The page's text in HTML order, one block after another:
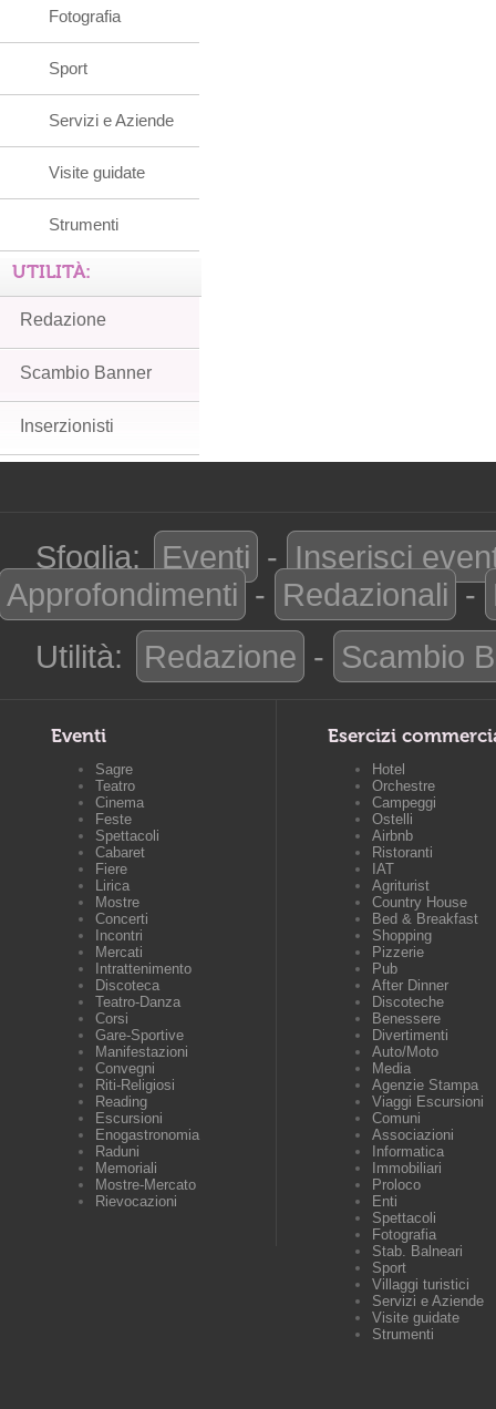
Fotografia
Sport
Servizi e Aziende
Visite guidate
Strumenti
UTILITÀ:
Redazione
Scambio Banner
Inserzionisti
Sfoglia: Eventi - Inserisci
Approfondimenti - Redazionali -
Utilità:
Redazione - Scambio
Eventi
Sagre
Teatro
Cinema
Feste
Spettacoli
Cabaret
Fiere
Lirica
Mostre
Concerti
Incontri
Mercati
Intrattenimento
Discoteca
Teatro-Danza
Corsi
Gare-Sportive
Manifestazioni
Convegni
Riti-Religiosi
Reading
Escursioni
Enogastronomia
Raduni
Memoriali
Mostre-Mercato
Rievocazioni
Esercizi
Hotel
Orchestre
Campeggi
Ostelli
Airbnb
Ristoranti
IAT
Agriturist
Country House
Bed & Breakfast
Shopping
Pizzerie
Pub
After Dinner
Discoteche
Benessere
Divertimenti
Auto/Moto
Media
Agenzie Stampa
Viaggi Escursioni
Comuni
Associazioni
Informatica
Immobiliari
Proloco
Enti
Spettacoli
Fotografia
Stab. Balneari
Sport
Villaggi turistici
Servizi e Aziende
Visite guidate
Strumenti